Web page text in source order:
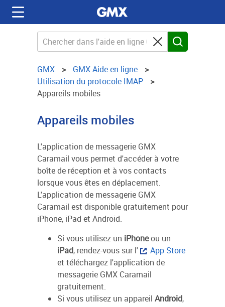
GMX
GMX Aide en ligne
Utilisation du protocole IMAP
Appareils mobiles
Appareils mobiles
L'application de messagerie GMX
Caramail vous permet d'accéder à votre
boîte de réception et à vos contacts
lorsque vous êtes en déplacement.
L'application de messagerie GMX
Caramail est disponible gratuitement pour
iPhone, iPad et Android.
Si vous utilisez un iPhoneou un
iPad, rendez-vous sur l'
App Store
et téléchargez l'application de
messagerie GMX Caramail
gratuitement.
Si vous utilisez un appareil Android,